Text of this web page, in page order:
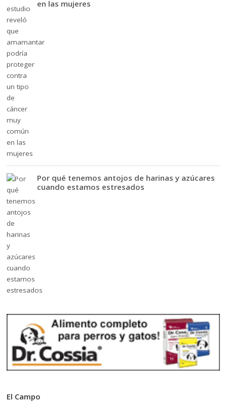
en las mujeres
Por qué tenemos antojos de harinas y azúcares
cuando estamos estresados
El Campo